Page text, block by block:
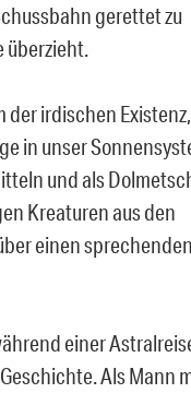
gerettet zu
überzieht.
der irdischen
in unser
und als
Kreaturen aus den
einen sprechenden
einer
Als Mann